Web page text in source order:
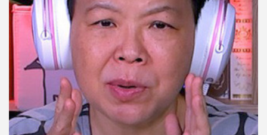
ย์
สต์
ของ
เพลง